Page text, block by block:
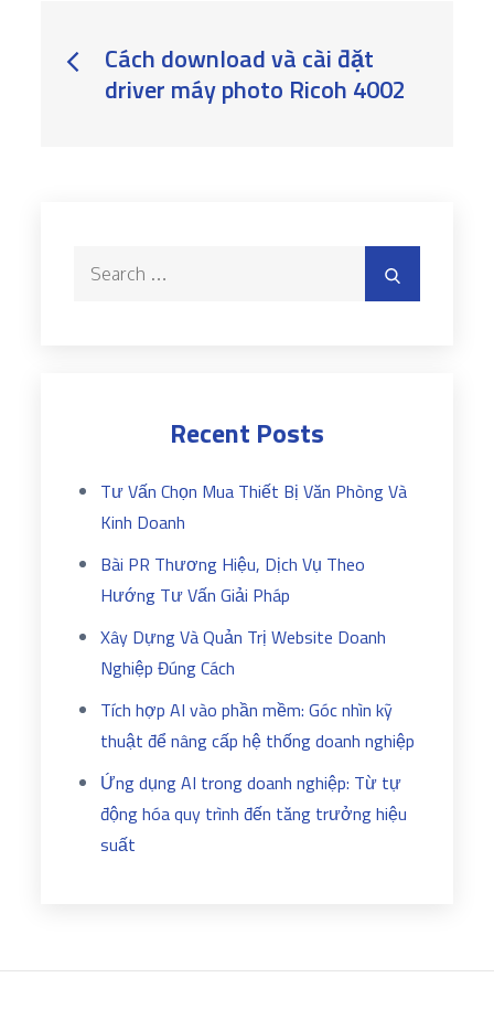
Post
navigation
Cách download và cài đặt
driver máy photo Ricoh 4002
Recent Posts
Tư Vấn Chọn Mua Thiết Bị Văn Phòng Và
Kinh Doanh
Bài PR Thương Hiệu, Dịch Vụ Theo
Hướng Tư Vấn Giải Pháp
Xây Dựng Và Quản Trị Website Doanh
Nghiệp Đúng Cách
Tích hợp AI vào phần mềm: Góc nhìn kỹ
thuật để nâng cấp hệ thống doanh nghiệp
Ứng dụng AI trong doanh nghiệp: Từ tự
động hóa quy trình đến tăng trưởng hiệu
suất